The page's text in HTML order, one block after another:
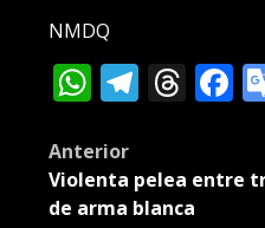
NMDQ
Post
navigation
Anterior
Violenta pelea entre
de arma blanca